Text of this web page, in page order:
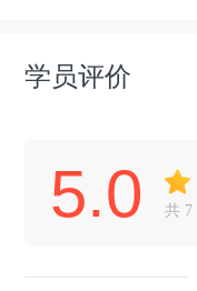
学员评价
5.0 共 7